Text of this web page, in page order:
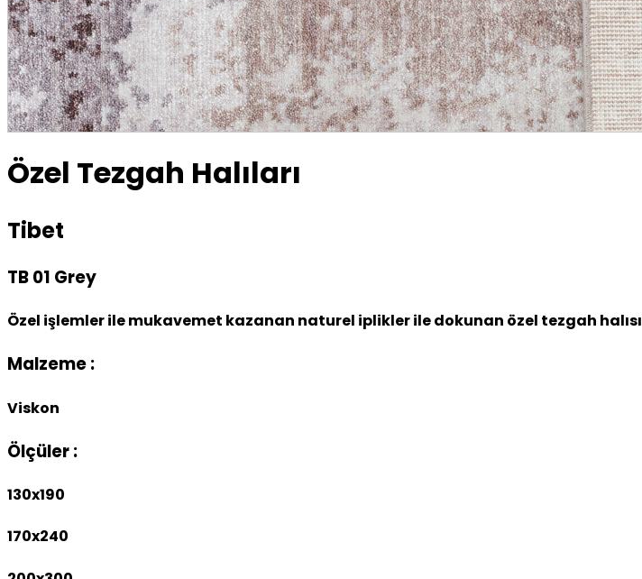
Özel Tezgah Halıları
Tibet
TB 01 Grey
Özel işlemler ile mukavemet kazanan naturel iplikler ile dokunan özel tezgah halısı
Malzeme :
Viskon
Ölçüler :
130x190
170x240